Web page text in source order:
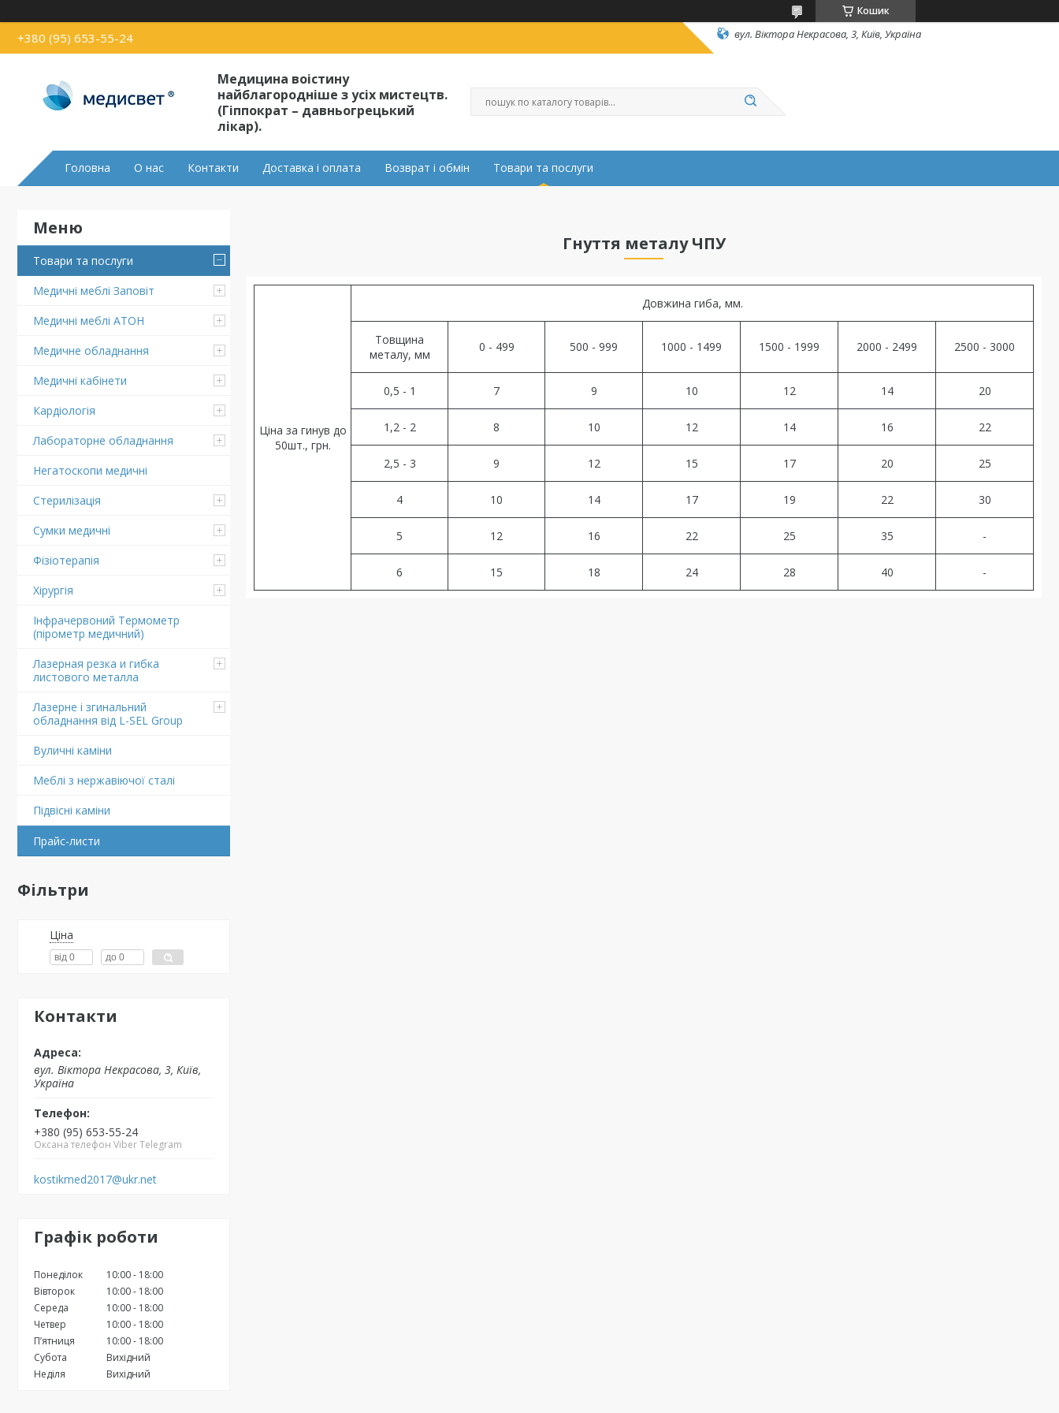
Кошик
+380 (95) 653-55-24 вул. Вiктора Некрасова, 3, Київ, Україна
Медицина воістину
найблагородніше з усіх мистецтв.
(Гіппократ – давньогрецький
лікар).
Головна О нас Контакти Доставка і оплата Возврат і обмін Товари та послуги
Товари та послуги
Медичні меблі Заповіт
Медичні меблі АТОН
Медичне обладнання
Медичні кабінети
Кардіологія
Лабораторне обладнання
Негатоскопи медичні
Стерилізація
Сумки медичні
Фізіотерапія
Хірургія
Інфрачервоний Термометр
(пірометр медичний)
Лазерная резка и гибка
листового металла
Лазерне і згинальний
обладнання від L-SEL Group
Вуличні каміни
Меблі з нержавіючої сталі
Підвіснi каміни
Прайс-листи
Фільтри
Ціна
Контакти
вул. Вiктора Некрасова, 3, Київ,
Україна
+380 (95) 653-55-24
Оксана телефон Viber Telegram
kostikmed2017@ukr.net
Графік роботи
Понеділок 10:00
18:00
Вівторок
10:00
18:00
Середа
10:00
18:00
Четвер
10:00
18:00
Пʼятниця
10:00
18:00
Субота
Вихідний
Неділя
Вихідний
Гнуття металу ЧПУ
Ціна за гинув до
50шт., грн.
Довжина гиба, мм.
Товщина
металу, мм
0 - 499 500 - 999 1000 - 1499 1500 - 1999 2000 - 2499 2500 - 3000
0,5 - 1 7 9 10 12 14 20
1,2 - 2 8 10 12 14 16 22
2,5 - 3 9 12 15 17 20 25
4 10 14 17 19 22 30
5 12 16 22 25 35 -
6 15 18 24 28 40 -